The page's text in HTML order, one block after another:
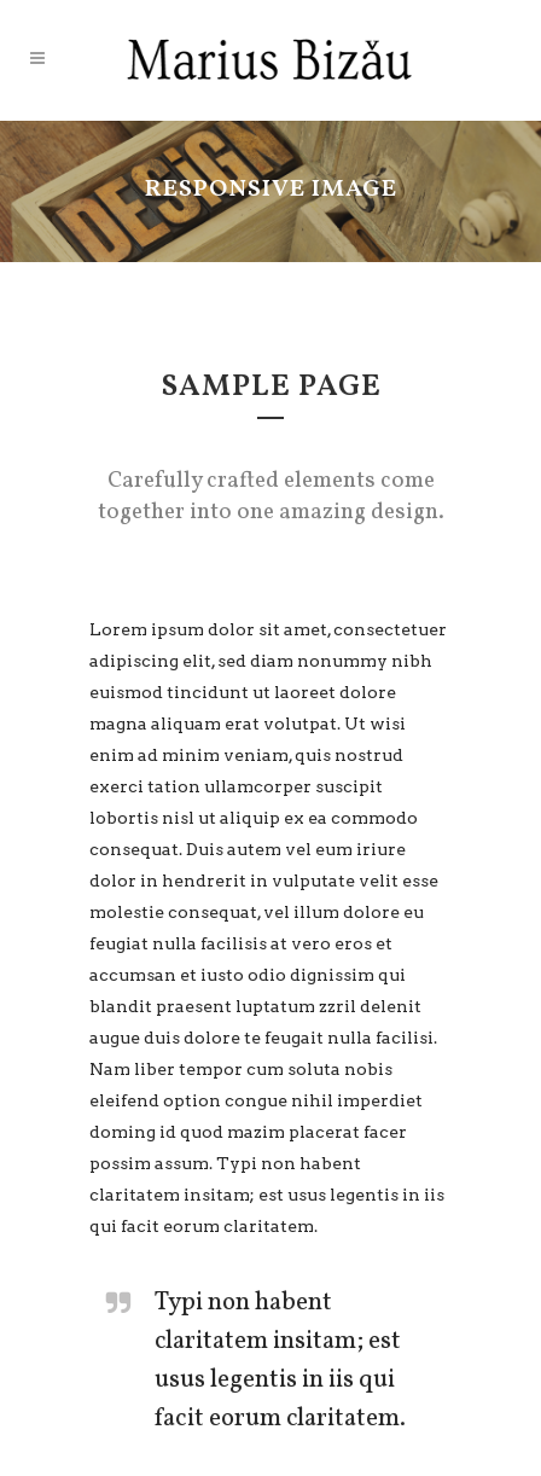
RESPONSIVE IMAGE
SAMPLE PAGE
Carefully crafted elements come
together into one amazing design.
Lorem ipsum dolor sit amet, consectetuer
adipiscing elit, sed diam nonummy nibh
euismod tincidunt ut laoreet dolore
magna aliquam erat volutpat. Ut wisi
enim ad minim veniam, quis nostrud
exerci tation ullamcorper suscipit
lobortis nisl ut aliquip ex ea commodo
consequat. Duis autem vel eum iriure
dolor in hendrerit in vulputate velit esse
molestie consequat, vel illum dolore eu
feugiat nulla facilisis at vero eros et
accumsan et iusto odio dignissim qui
blandit praesent luptatum zzril delenit
augue duis dolore te feugait nulla facilisi.
Nam liber tempor cum soluta nobis
eleifend option congue nihil imperdiet
doming id quod mazim placerat facer
possim assum. Typi non habent
claritatem insitam; est usus legentis in iis
qui facit eorum claritatem.
Typi non habent
claritatem insitam; est
usus legentis in iis qui
facit eorum claritatem.